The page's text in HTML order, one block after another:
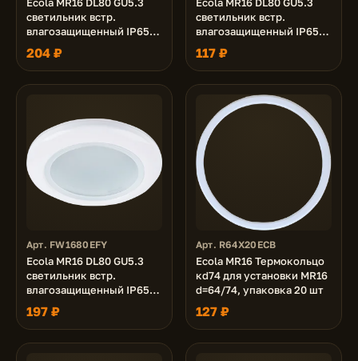
светильник встр.
влагозащищенный IP65
сатин-хром 32x93
204 ₽
светильник встр.
влагозащищенный IP65
золото 32x93
117 ₽
Арт. FW1680EFY
Ecola MR16 DL80 GU5.3
светильник встр.
влагозащищенный IP65
белый 32x93
197 ₽
Арт. R64X20ECB
Ecola MR16 Термокольцо
кd74 для установки MR16
d=64/74, упаковка 20 шт
127 ₽